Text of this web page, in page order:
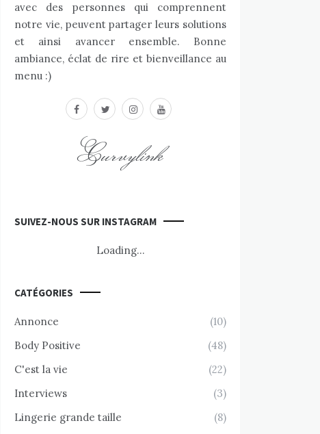
avec des personnes qui comprennent
notre vie, peuvent partager leurs solutions
et ainsi avancer ensemble. Bonne
ambiance, éclat de rire et bienveillance au
menu :)
facebooktwitterinstagram
youtube
Curvylink
SUIVEZ-NOUS SUR INSTAGRAM
Loading...
CATÉGORIES
Annonce
(10)
Body Positive
(48)
C'est la vie
(22)
Interviews
(3)
Lingerie grande taille
(8)